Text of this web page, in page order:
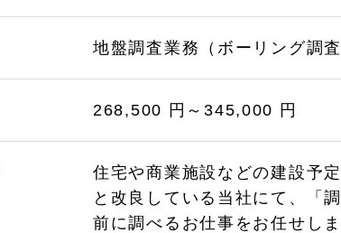
地盤調査業務（ボーリング調査
268,500 円～345,000 円
住宅や商業施設などの建設予
と改良している当社にて、「
前に調べるお仕事をお任せし